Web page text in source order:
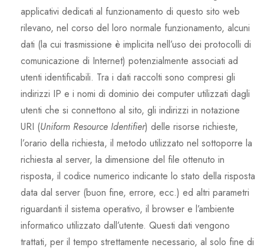
applicativi dedicati al funzionamento di questo sito web
rilevano, nel corso del loro normale funzionamento, alcuni
dati (la cui trasmissione è implicita nell’uso dei protocolli di
comunicazione di Internet) potenzialmente associati ad
utenti identificabili. Tra i dati raccolti sono compresi gli
indirizzi IP e i nomi di dominio dei computer utilizzati dagli
utenti che si connettono al sito, gli indirizzi in notazione
URI (Uniform Resource Identifier) delle risorse richieste,
l’orario della richiesta, il metodo utilizzato nel sottoporre la
richiesta al server, la dimensione del file ottenuto in
risposta, il codice numerico indicante lo stato della risposta
data dal server (buon fine, errore, ecc.) ed altri parametri
riguardanti il sistema operativo, il browser e l’ambiente
informatico utilizzato dall’utente. Questi dati vengono
trattati, per il tempo strettamente necessario, al solo fine di